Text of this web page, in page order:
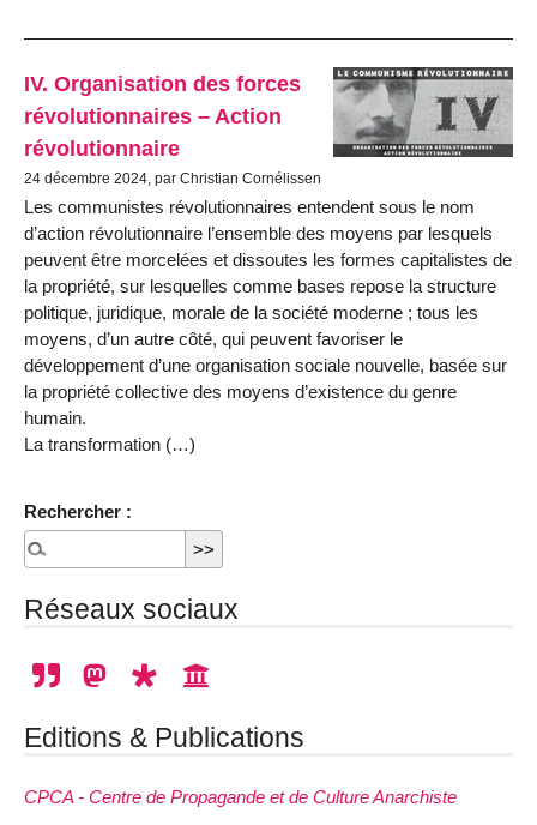
IV. Organisation des forces
révolutionnaires – Action
révolutionnaire
24 décembre 2024, par Christian Cornélissen
Les communistes révolutionnaires entendent sous le nom
d’action révo­lutionnaire l’ensemble des moyens par lesquels
peuvent être morcelées et dissoutes les formes capitalistes de
la propriété, sur lesquelles comme bases repose la structure
politique, juridique, morale de la société moderne ; tous les
moyens, d’un autre côté, qui peuvent favoriser le
développement d’une organisation sociale nouvelle, basée sur
la propriété collective des moyens d’existence du genre
humain.
La transformation (…)
Rechercher :
Réseaux sociaux
Editions & Publications
CPCA - Centre de Propagande et de Culture Anarchiste